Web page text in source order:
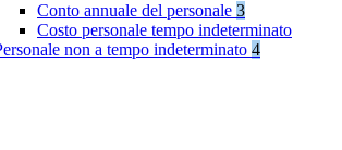
Conto annuale del personale 3
Costo personale tempo indeterminato
non a tempo indeterminato 4